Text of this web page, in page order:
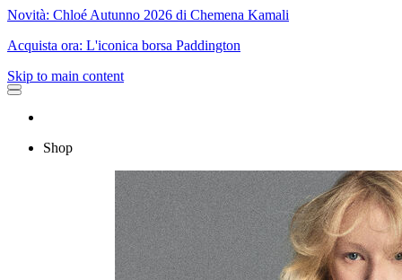
Novità: Chloé Autunno 2026 di Chemena Kamali
Acquista ora: L'iconica borsa Paddington
Skip to main content
Shop